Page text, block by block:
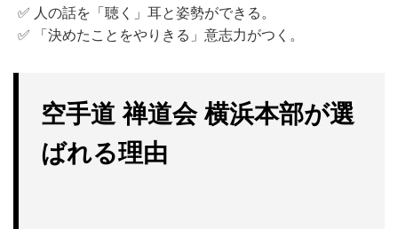
✅ 人の話を「聴く」耳と姿勢ができる。
✅ 「決めたことをやりきる」意志力がつく。
空手道 禅道会 横浜本部が選
ばれる理由